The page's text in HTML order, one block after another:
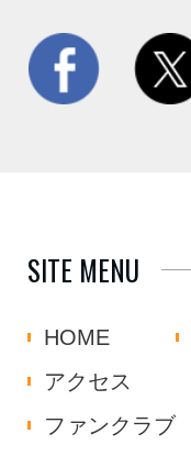
SITE MENU
HOME
アクセス
ファンクラブ